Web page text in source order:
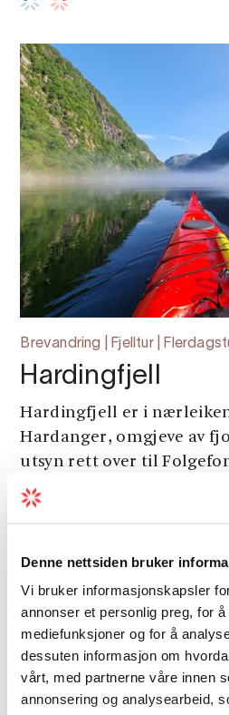
Denne nettsiden bruker
Vi bruker informasjonskapsler
annonser et personlig preg, for
mediefunksjoner og for å
dessuten informasjon om
vårt, med partnerne våre innen
annonsering og analysearbeid,
Brevandring | Fjelltur |
Hardingfjell
Hardingfjell er i
Hardanger, omgjeve av
utsyn rett over til
heilt unik leikeplass rett
på fjellet og på fjorden –